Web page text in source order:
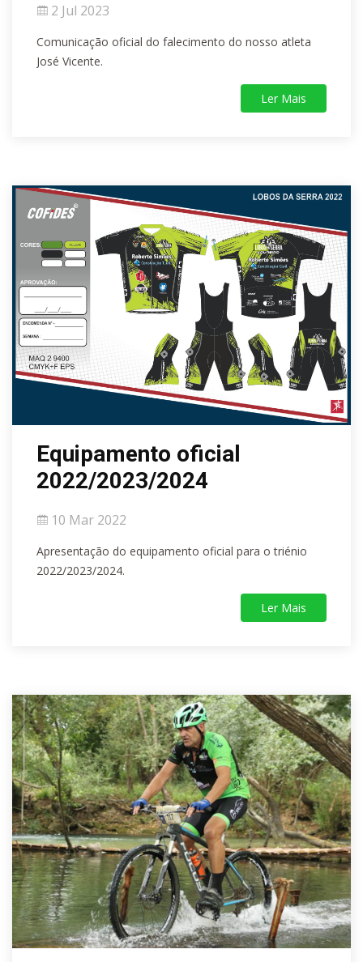
2 Jul 2023
Comunicação oficial do falecimento do nosso atleta
José Vicente.
Ler Mais
Equipamento oficial
2022/2023/2024
10 Mar 2022
Apresentação do equipamento oficial para o triénio
2022/2023/2024.
Ler Mais